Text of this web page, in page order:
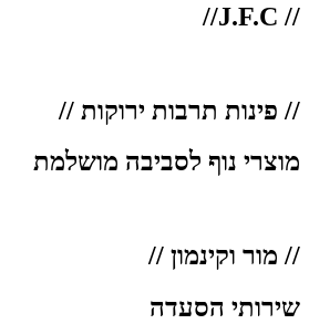
// J.F.C//
// פינות תרבות ירוקות //
מוצרי נוף לסביבה מושלמת
// מור וקינמון //
שירותי הסעדה